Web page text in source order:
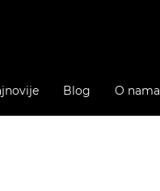
Blog O nama